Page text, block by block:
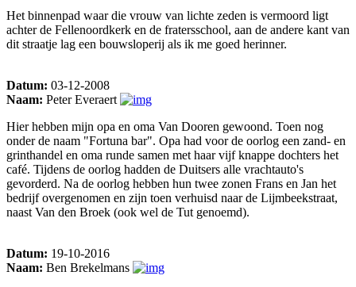
Het binnenpad waar die vrouw van lichte zeden is vermoord ligt
achter de Fellenoordkerk en de fratersschool, aan de andere kant van
dit straatje lag een bouwsloperij als ik me goed herinner.
Datum: 03-12-2008
Naam: Peter Everaert
Hier hebben mijn opa en oma Van Dooren gewoond. Toen nog
onder de naam "Fortuna bar". Opa had voor de oorlog een zand- en
grinthandel en oma runde samen met haar vijf knappe dochters het
café. Tijdens de oorlog hadden de Duitsers alle vrachtauto's
gevorderd. Na de oorlog hebben hun twee zonen Frans en Jan het
bedrijf overgenomen en zijn toen verhuisd naar de Lijmbeekstraat,
naast Van den Broek (ook wel de Tut genoemd).
Datum: 19-10-2016
Naam: Ben Brekelmans